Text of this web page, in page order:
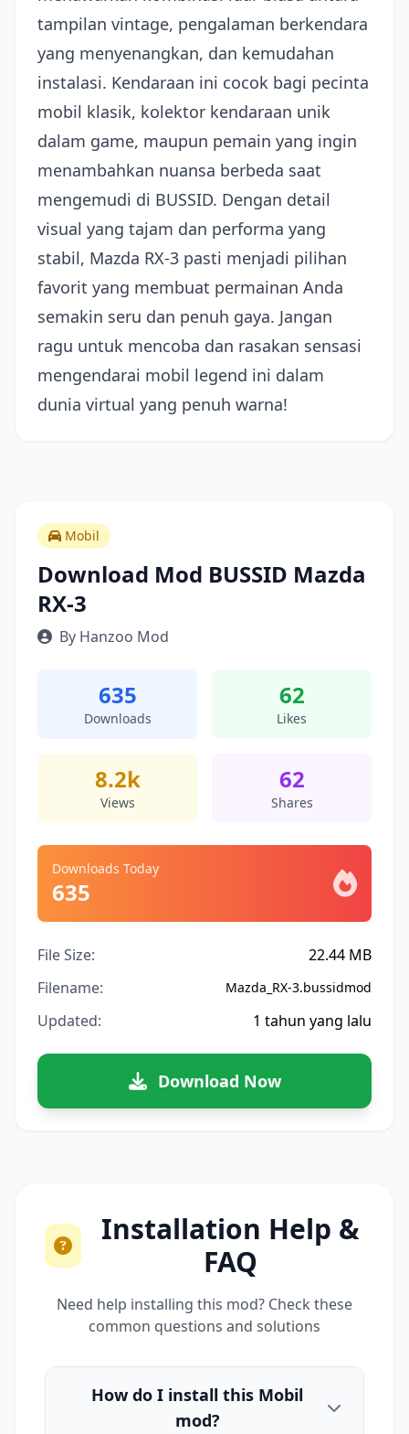
tampilan vintage, pengalaman berkendara
yang menyenangkan, dan kemudahan
instalasi. Kendaraan ini cocok bagi pecinta
mobil klasik, kolektor kendaraan unik
dalam game, maupun pemain yang ingin
menambahkan nuansa berbeda saat
mengemudi di BUSSID. Dengan detail
visual yang tajam dan performa yang
stabil, Mazda RX-3 pasti menjadi pilihan
favorit yang membuat permainan Anda
semakin seru dan penuh gaya. Jangan
ragu untuk mencoba dan rasakan sensasi
mengendarai mobil legend ini dalam
dunia virtual yang penuh warna!
Mobil
Download Mod BUSSID Mazda
RX-3
By Hanzoo Mod
635
Downloads
62
Likes
8.2k
Views
62
Shares
Downloads Today
635
File Size:
22.44 MB
Filename:
Mazda_RX-3.bussidmod
Updated: 1 tahun yang lalu
Download Now
Installation Help &
FAQ
Need help installing this mod? Check these
common questions and solutions
How do I install this Mobil
mod?